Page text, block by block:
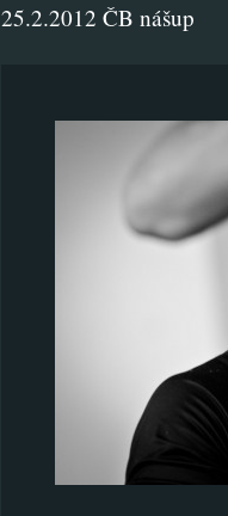
25.2.2012 ČB nášup